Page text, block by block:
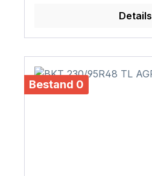
Details
Bestand 0